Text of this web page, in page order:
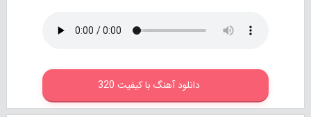
دانلود آهنگ با کیفیت 320